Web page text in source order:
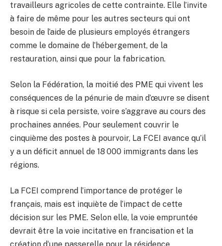
travailleurs agricoles de cette contrainte. Elle l’invite
à faire de même pour les autres secteurs qui ont
besoin de l’aide de plusieurs employés étrangers
comme le domaine de l’hébergement, de la
restauration, ainsi que pour la fabrication.
Selon la Fédération, la moitié des PME qui vivent les
conséquences de la pénurie de main d’œuvre se disent
à risque si cela persiste, voire s’aggrave au cours des
prochaines années. Pour seulement couvrir le
cinquième des postes à pourvoir, La FCEI avance qu’il
y a un déficit annuel de 18 000 immigrants dans les
régions.
La FCEI comprend l’importance de protéger le
français, mais est inquiète de l’impact de cette
décision sur les PME. Selon elle, la voie empruntée
devrait être la voie incitative en francisation et la
création d‘une passerelle pour la résidence